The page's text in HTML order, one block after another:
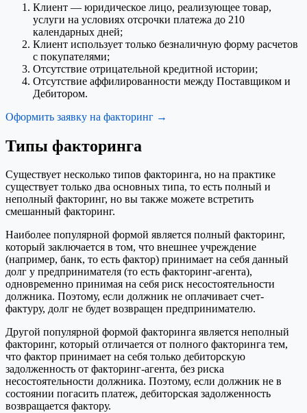
Клиент — юридическое лицо, реализующее товар,
услуги на условиях отсрочки платежа до 210
календарных дней;
Клиент использует только безналичную форму расчетов
с покупателями;
Отсутствие отрицательной кредитной истории;
Отсутствие аффилированности между Поставщиком и
Дебитором.
Оформить заявку на факторинг →
Типы факторинга
Существует несколько типов факторинга, но на практике
существует только два основных типа, то есть полный и
неполный факторинг, но вы также можете встретить
смешанный факторинг.
Наиболее популярной формой является полный факторинг,
который заключается в том, что внешнее учреждение
(например, банк, то есть фактор) принимает на себя данный
долг у предпринимателя (то есть факторинг-агента),
одновременно принимая на себя риск несостоятельности
должника. Поэтому, если должник не оплачивает счет-
фактуру, долг не будет возвращен предпринимателю.
Другой популярной формой факторинга является неполный
факторинг, который отличается от полного факторинга тем,
что фактор принимает на себя только дебиторскую
задолженность от факторинг-агента, без риска
несостоятельности должника. Поэтому, если должник не в
состоянии погасить платеж, дебиторская задолженность
возвращается фактору.